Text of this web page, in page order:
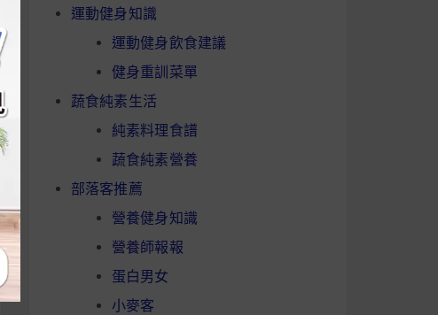
運動健身知識
運動健身飲食建議
健身重訓菜單
蔬食純素生活
純素料理食譜
蔬食純素營養
部落客推薦
營養健身知識
營養師報報
蛋白男女
小麥客